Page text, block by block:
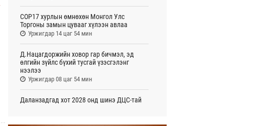
COP17 хурлын өмнөхөн Монгол Улс
Торгоны замын цувааг хүлээн авлаа
Уржигдар 14 цаг 54 мин
Д.Нацагдоржийн ховор гар бичмэл, эд
өлгийн зүйлс бүхий тусгай үзэсгэлэнг
нээлээ
Уржигдар 08 цаг 54 мин
Даланзадгад хот 2028 онд шинэ ДЦС-тай